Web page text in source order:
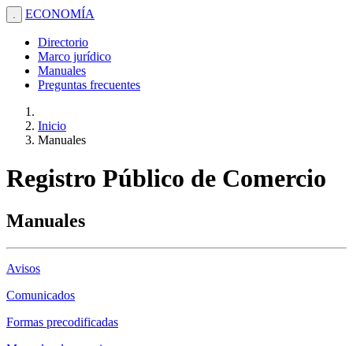
. ECONOMÍA
Directorio
Marco jurídico
Manuales
Preguntas frecuentes
Inicio
Manuales
Registro Público de Comercio
Manuales
Avisos
Comunicados
Formas precodificadas